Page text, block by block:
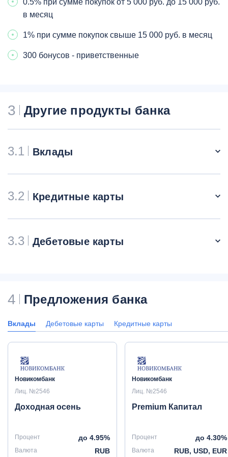
в месяц
1% при сумме покупок свыше 15 000 руб. в месяц
300 бонусов - приветственные
3 Другие продукты банка
3.1 Вклады
3.2 Кредитные карты
3.3 Дебетовые карты
4 Предложения банка
Вклады Дебетовые карты Кредитные карты
Новикомбанк
Лиц. №2546
Доходная осень
Процент до 4.95%
Валюта RUB
Новикомбанк
Лиц. №2546
Premium Капитал
Процент до 4.30%
Валюта RUB, USD, EUR